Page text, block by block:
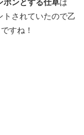
ポンとする仕草は
トされていたので乙
すね！